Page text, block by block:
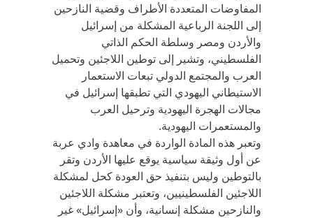
المفاوضات المتعددة الأطراف وقضية النازحين
إلى اللجنة الرباعية المشكلة من إسرائيل
والأردن ومصر وسلطة الحكم الذاتي
الفلسطيني، وتشير إلى توطين اللاجئين وتحميل
العرب والمجتمع الدولي تبعات الاستعمار
الاستيطاني اليهودي التي تطبقها إسرائيل في
مجالات الهجرة اليهودية وترحيل العرب
والمستعمرات اليهودية.
وتعبر هذه المادة الواردة في معاهدة وادي عربة
عن أول وثيقة سياسية يوقع عليها الأردن وتقر
بالتوطين وليس بتنفيذ حق العودة كحل لمشكلة
اللاجئين الفلسطينيين، وتعتبر مشكلة اللاجئين
والنازحين مشكلة إنسانية، وأن «إسرائيل» غير